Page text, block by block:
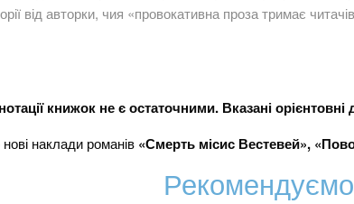
від авторки, чия «провокативна проза тримає
книжок не є остаточними. Вказані орієнтовні
наклади романів «Смерть місис Вестевей»,